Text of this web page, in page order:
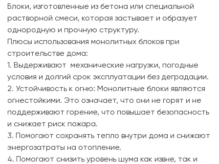
Блоки, изготовленные из бетона или специальной
растворной смеси, которая застывает и образует
однородную и прочную структуру.
Плюсы использования монолитных блоков при
строительстве дома:
1. Выдерживают механические нагрузки, погодные
условия и долгий срок эксплуатации без деградации.
2. Устойчивость к огню: Монолитные блоки являются
огнестойкими. Это означает, что они не горят и не
поддерживают горение, что повышает безопасность
и снижает риск пожара.
3. Помогают сохранять тепло внутри дома и снижают
энергозатраты на отопление.
4. Помогают снизить уровень шума как извне, так и